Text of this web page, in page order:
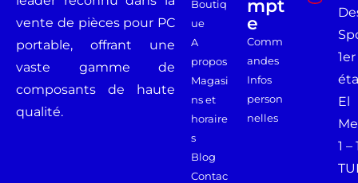
vente de pièces pour PC
portable, offrant une
vaste gamme de
composants de haute
qualité.
Boutiq
ue
A
propos
Magasi
ns et
horaire
s
Blog
Contac
Mpt
E
Comm
andes
Infos
person
nelles
1er
El
1 –